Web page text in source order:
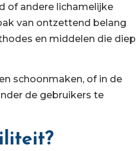
of andere lichamelijke
van ontzettend belang
en middelen die diep
schoonmaken, of in de
de gebruikers te